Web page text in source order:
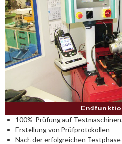
100%-Prüfung auf Testmaschinen.
Erstellung von Prüfprotokollen
Nach der erfolgreichen